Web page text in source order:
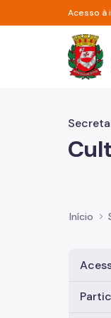
Pular para oAcesso à
Início